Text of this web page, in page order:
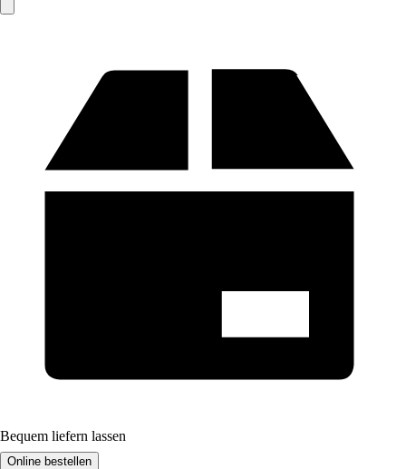
Bequem liefern lassen
Online bestellen